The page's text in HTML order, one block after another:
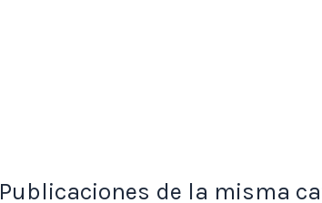
Publicaciones de la misma